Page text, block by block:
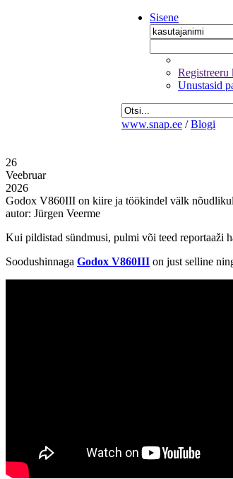
Sisene
Registreeru
Unustasid
www.snap.ee / Blogi
26
Veebruar
2026
Godox V860III on kiire ja töökindel välk
autor: Jürgen Veerme
Kui pildistad sündmusi, pulmi või teed reportaaži
Soodushinnaga Godox V860III on just selline